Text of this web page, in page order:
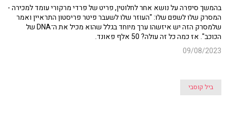
בהמשך סיפרה על נושא אחר לחלוטין, פריט של פרדי מרקורי עומד למכירה -
המסרק שלו לשפם שלו: "העוזר שלו לשעבר פיטר פריסטון התראיין ואמר
שלמסרק הזה יש איזשהו ערך מיוחד בגלל שהוא מכיל את ה־DNA של
הכוכב". אז כמה כל זה עולה? 50 אלף פאונד.
09/08/2023
ביל קוסבי